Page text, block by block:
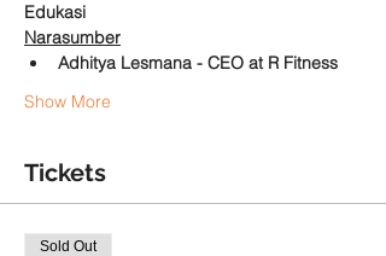
Edukasi
Narasumber
Adhitya Lesmana - CEO at R Fitness
Show More
Tickets
Sold Out